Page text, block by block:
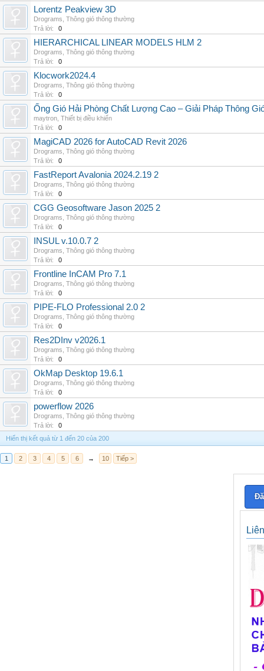
Lorentz Peakview 3D
Drograms Thông gió thông thường
Trả lời:
0
HIERARCHICAL LINEAR MODELS HLM 2
Drograms Thông gió thông thường
Trả lời:
0
Klocwork2024.4
Drograms Thông gió thông thường
Trả lời:
0
Ống Gió Hải Phòng Chất Lượng Cao – Giải Pháp Thông
maytron Thiết bị điều khiển
Trả lời:
0
MagiCAD 2026 for AutoCAD Revit 2026
Drograms Thông gió thông thường
Trả lời:
0
FastReport Avalonia 2024.2.19 2
Drograms Thông gió thông thường
Trả lời:
0
CGG Geosoftware Jason 2025 2
Drograms Thông gió thông thường
Trả lời:
0
INSUL v.10.0.7 2
Drograms Thông gió thông thường
Trả lời:
0
Frontline InCAM Pro 7.1
Drograms Thông gió thông thường
Trả lời:
0
PIPE-FLO Professional 2.0 2
Drograms Thông gió thông thường
Trả lời:
0
Res2DInv v2026.1
Drograms Thông gió thông thường
Trả lời:
0
OkMap Desktop 19.6.1
Drograms Thông gió thông thường
Trả lời:
0
powerflow 2026
Drograms Thông gió thông thường
Trả lời:
0
Hiển thị kết quả từ 1 đến 20 của 200
1 2 3 4 5 6 → 10 Tiếp >